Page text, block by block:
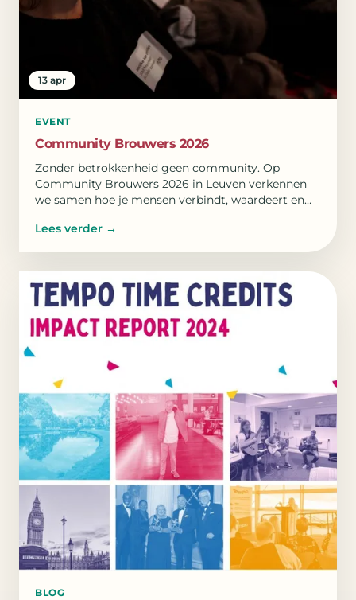
13 apr
EVENT
Community Brouwers 2026
Zonder betrokkenheid geen community. Op
Community Brouwers 2026 in Leuven verkennen
we samen hoe je mensen verbindt, waardeert en
Lees verder →
BLOG